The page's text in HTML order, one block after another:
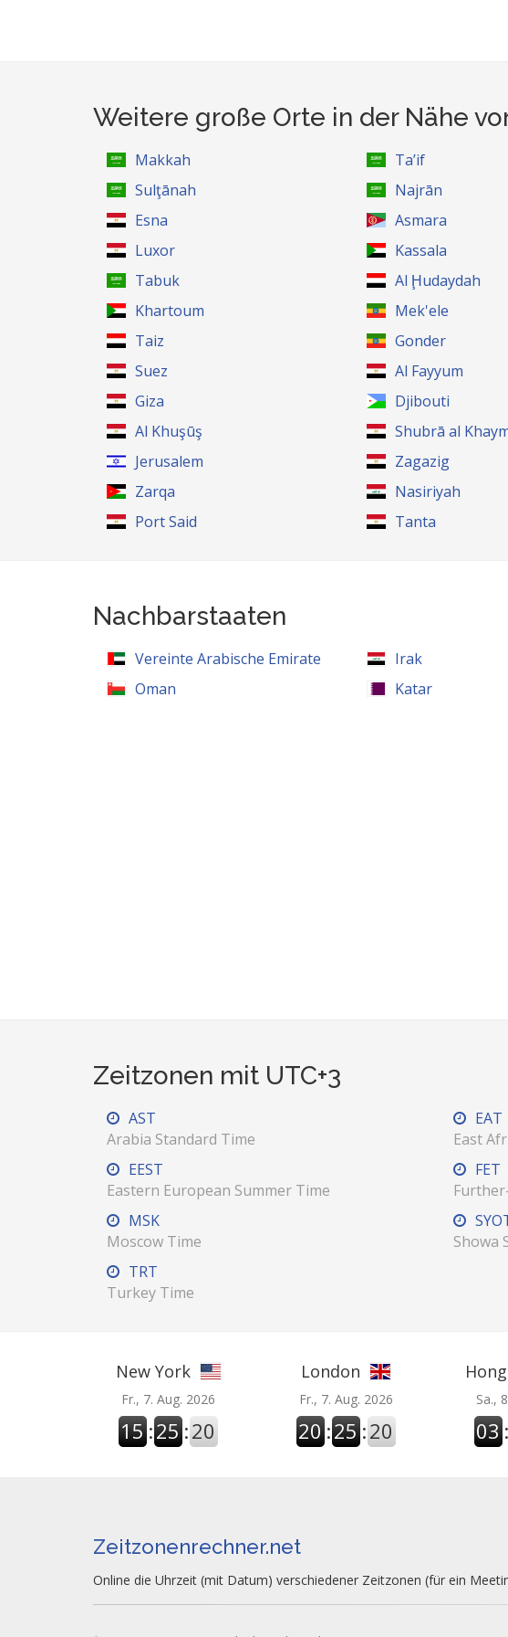
Weitere große Orte in der Nähe
Makkah Ta’if
Sulţānah
Najrān
Esna
Asmara
Luxor
Kassala
Tabuk
Al Ḩudaydah
Khartoum
Mek'ele
Taiz
Gonder
Suez
Al Fayyum
Giza
Djibouti
Al Khuşūş
Shubrā al
Jerusalem
Zagazig
Zarqa
Nasiriyah
Port Said
Tanta
Nachbarstaaten
Vereinte Arabische Emirate Irak
Oman
Katar
Zeitzonen mit UTC+3
AST
Arabia Standard Time
EAT
East
EEST
Eastern European Summer Time
FET
MSK
Moscow Time
Showa
TRT
Turkey Time
New York
Fr., 7. Aug. 2026
15 :25 :21
London
Fr., 7. Aug. 2026
20 :25 :21
Sa.,
03 :
Zeitzonenrechner.net
Online die Uhrzeit (mit Datum) verschiedener Zeitzonen (für ein